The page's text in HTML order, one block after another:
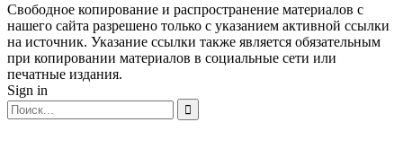
Свободное копирование и распространение материалов с
нашего сайта разрешено только с указанием активной ссылки
на источник. Указание ссылки также является обязательным
при копировании материалов в социальные сети или
печатные издания.
Sign in